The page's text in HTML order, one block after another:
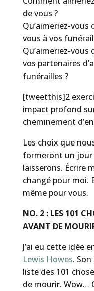
de vous ?
Qu’aimeriez-
vous à vos
Qu’aimeriez-
vos partenaires
funérailles ?
[tweetthis]2
impact profond
cheminement
Les choix que
formeront un jour
laisserons. Écrire
changé pour moi.
même pour vous.
NO. 2 : LES 101
AVANT DE
J’ai eu cette idée
Lewis Howes.
liste des 101
de mourir. Wow…